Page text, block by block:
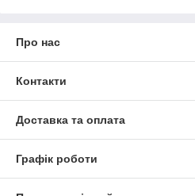
Про нас
Контакти
Доставка та оплата
Графік роботи